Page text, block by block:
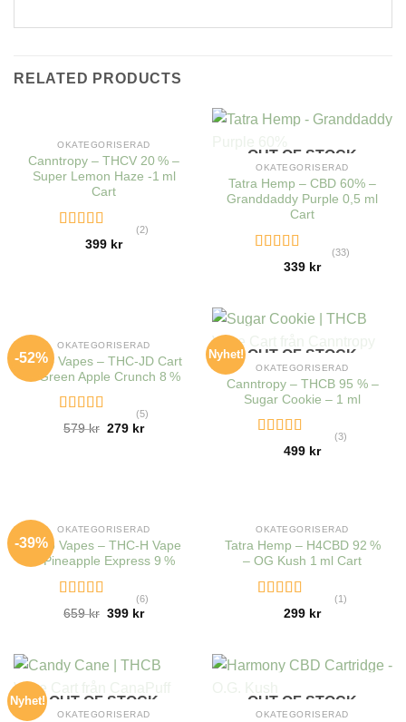
RELATED PRODUCTS
OUT OF STOCK
OKATEGORISERAD
Canntropy – THCV 20 % –
Super Lemon Haze -1 ml
Cart
Rated5.00
(2)
399 kr
OUT OF STOCK
OKATEGORISERAD
Tatra Hemp – CBD 60% –
Granddaddy Purple 0,5 ml
Cart
Rated4.39
(33)
339 kr
-52%
OUT OF STOCK
OKATEGORISERAD
Hero Vapes – THC-JD Cart
– Green Apple Crunch 8 %
Rated4.40
(5)
579kr 279 kr
Nyhet! OUT OF STOCK
OKATEGORISERAD
Canntropy – THCB 95 % –
Sugar Cookie – 1 ml
Rated
(3)
499 kr
-39%
OUT OF STOCK
OKATEGORISERAD
Hero Vapes – THC-H Vape
– Pineapple Express 9 %
Rated4.67
(6)
659kr 399 kr
OUT OF STOCK
OKATEGORISERAD
Tatra Hemp – H4CBD 92 %
– OG Kush 1 ml Cart
Rated5.00
(1)
299 kr
Nyhet! OUT OF STOCK
OKATEGORISERAD
OUT OF STOCK
OKATEGORISERAD